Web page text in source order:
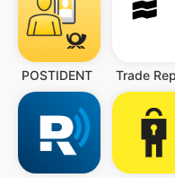
POSTIDENT